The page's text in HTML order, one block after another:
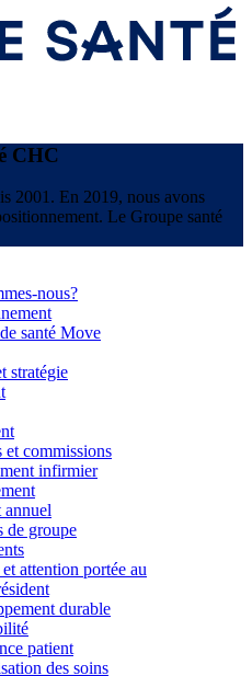
CHC
2001. En 2019, nous avons
Le Groupe santé
nous?
santé Move
stratégie
et commissions
infirmier
annuel
de groupe
attention portée au
durable
patient
des soins